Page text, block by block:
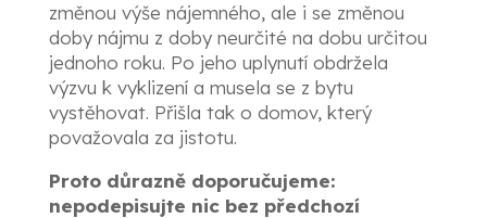
změnou výše nájemného, ale i se změnou
doby nájmu z doby neurčité na dobu určitou
jednoho roku. Po jeho uplynutí obdržela
výzvu k vyklizení a musela se z bytu
vystěhovat. Přišla tak o domov, který
považovala za jistotu.
Proto důrazně doporučujeme:
nepodepisujte nic bez předchozí